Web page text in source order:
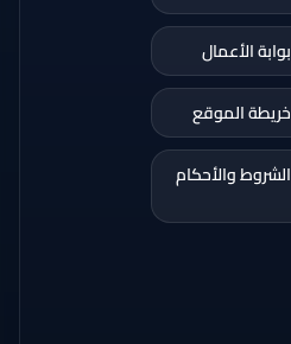
بوابة الأعمال
خريطة الموقع
الشروط والأحكام